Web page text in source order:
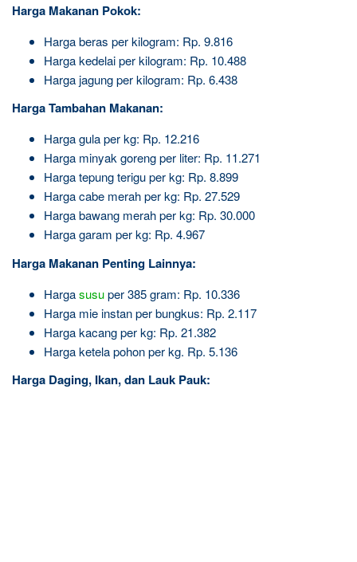
Harga Makanan Pokok:
Harga beras per kilogram: Rp. 9.816
Harga kedelai per kilogram: Rp. 10.488
Harga jagung per kilogram: Rp. 6.438
Harga Tambahan Makanan:
Harga gula per kg: Rp. 12.216
Harga minyak goreng per liter: Rp. 11.271
Harga tepung terigu per kg: Rp. 8.899
Harga cabe merah per kg: Rp. 27.529
Harga bawang merah per kg: Rp. 30.000
Harga garam per kg: Rp. 4.967
Harga Makanan Penting Lainnya:
Hargasusuper 385 gram: Rp. 10.336
Harga mie instan per bungkus: Rp. 2.117
Harga kacang per kg: Rp. 21.382
Harga ketela pohon per kg. Rp. 5.136
Harga Daging, Ikan, dan Lauk Pauk: